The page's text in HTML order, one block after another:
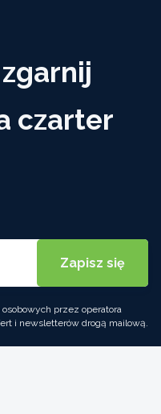
czarter
przez operatora
i newsletterów drogą mailową.